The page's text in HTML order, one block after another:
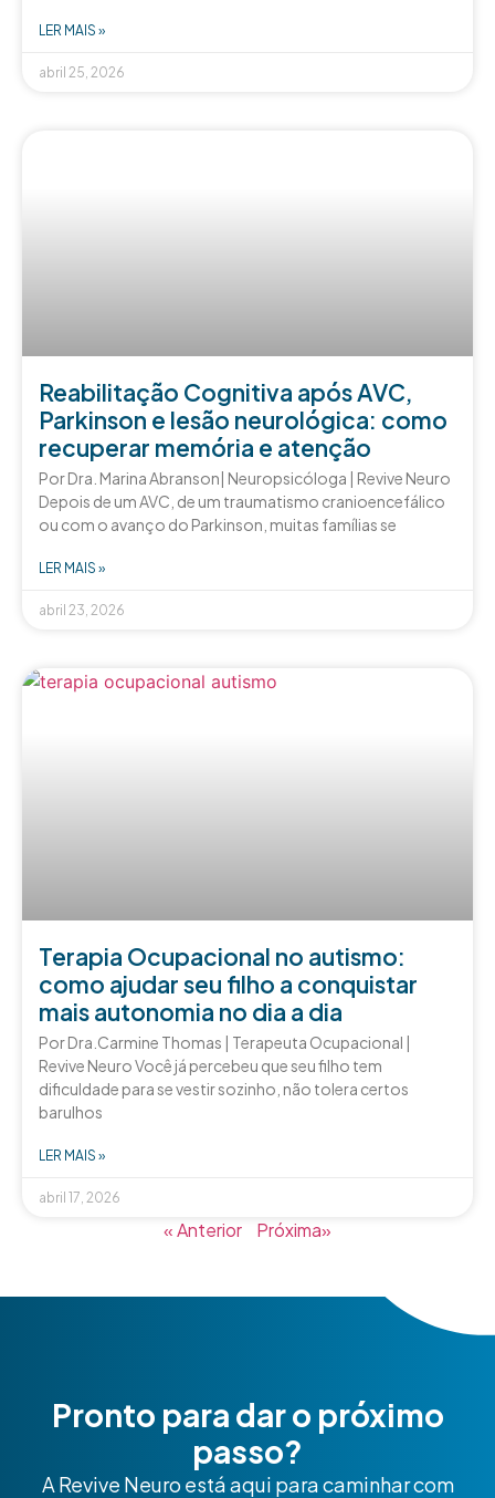
LER MAIS »
abril 25, 2026
Reabilitação Cognitiva após AVC,
Parkinson e lesão neurológica: como
recuperar memória e atenção
Por Dra. Marina Abranson| Neuropsicóloga | Revive Neuro
Depois de um AVC, de um traumatismo cranioencefálico
ou com o avanço do Parkinson, muitas famílias se
LER MAIS »
abril 23, 2026
Terapia Ocupacional no autismo:
como ajudar seu filho a conquistar
mais autonomia no dia a dia
Por Dra.Carmine Thomas | Terapeuta Ocupacional |
Revive Neuro Você já percebeu que seu filho tem
dificuldade para se vestir sozinho, não tolera certos
barulhos
LER MAIS »
abril 17, 2026
« Anterior Próxima»
Pronto para dar o próximo
passo?
A Revive Neuro está aqui para caminhar com